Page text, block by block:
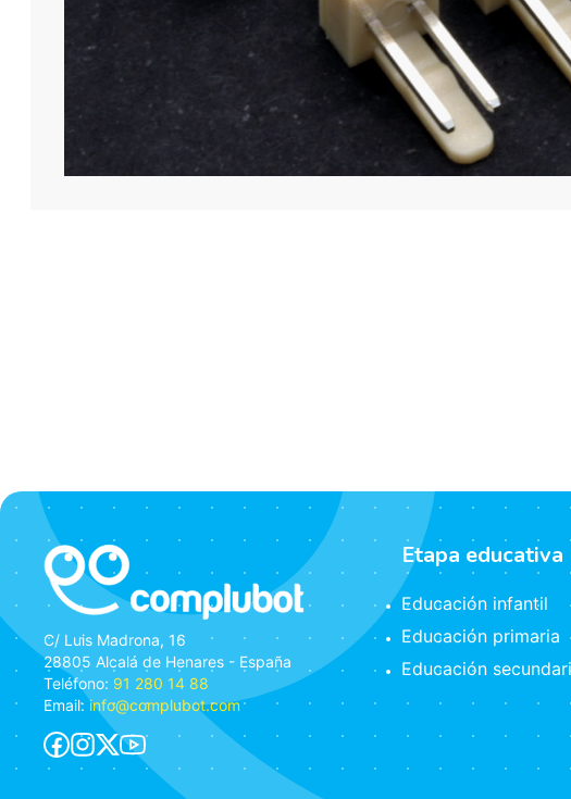
C/ Luis Madrona, 16
28805 Alcalá de Henares - España
Teléfono: 91 280 14 88
Email:info@complubot.com
Etapa educativa
Educación infantil
Educación primaria
Educación